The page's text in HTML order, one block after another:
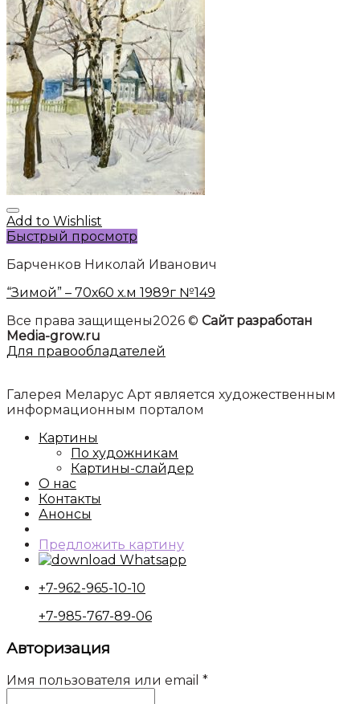
Add to Wishlist
Быстрый просмотр
Барченков Николай Иванович
“Зимой” – 70х60 х.м 1989г №149
Все права защищены2026 © Сайт разработан
Media-grow.ru
Для правообладателей
Галерея Меларус Арт является художественным
информационным порталом
Картины
По художникам
Картины-слайдер
О нас
Контакты
Анонсы
Предложить картину
Whatsapp
+7-962-965-10-10
+7-985-767-89-06
Авторизация
Имя пользователя или email *